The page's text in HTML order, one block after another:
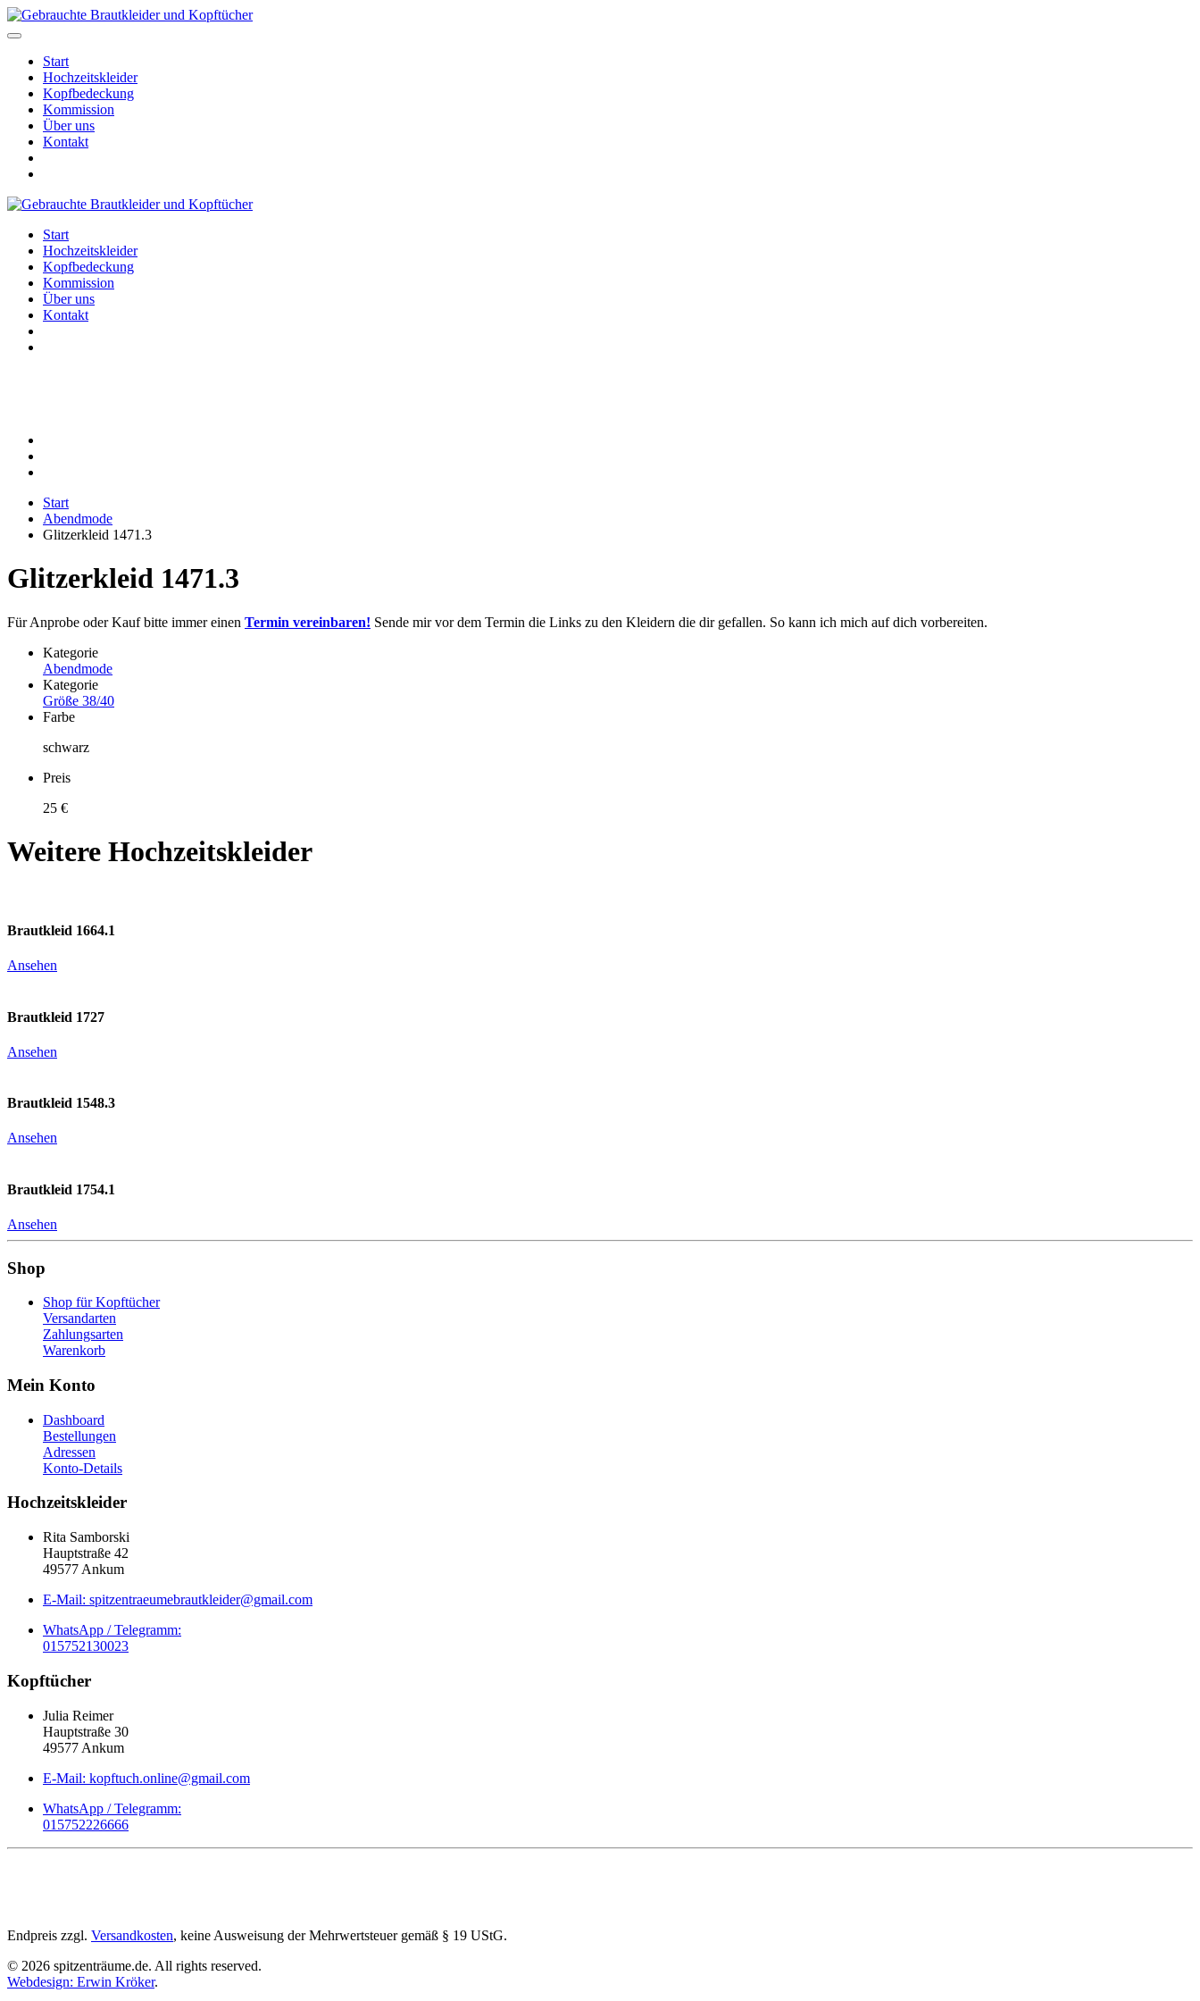
Start
Hochzeitskleider
Kopfbedeckung
Kommission
Über uns
Kontakt
Start
Hochzeitskleider
Kopfbedeckung
Kommission
Über uns
Kontakt
Start
Abendmode
Glitzerkleid 1471.3
Glitzerkleid 1471.3
Für Anprobe oder Kauf bitte immer einen Termin vereinbaren! Sende mir vor dem Termin die Links zu den Kleidern die dir gefallen. So kann ich mich auf dich vorbereiten.
Kategorie
Abendmode
Kategorie
Größe 38/40
Farbe
schwarz
Preis
25 €
Weitere Hochzeitskleider
Brautkleid 1664.1
Ansehen
Brautkleid 1727
Ansehen
Brautkleid 1548.3
Ansehen
Brautkleid 1754.1
Ansehen
Shop
Shop für Kopftücher
Versandarten
Zahlungsarten
Warenkorb
Mein Konto
Dashboard
Bestellungen
Adressen
Konto-Details
Hochzeitskleider
Rita Samborski
Hauptstraße 42
49577 Ankum
E-Mail: spitzentraeumebrautkleider@gmail.com
WhatsApp / Telegramm:
015752130023
Kopftücher
Julia Reimer
Hauptstraße 30
49577 Ankum
E-Mail: kopftuch.online@gmail.com
WhatsApp / Telegramm:
015752226666
Endpreis zzgl. Versandkosten, keine Ausweisung der Mehrwertsteuer gemäß § 19 UStG.
© 2026 spitzenträume.de. All rights reserved.
Webdesign: Erwin Kröker.